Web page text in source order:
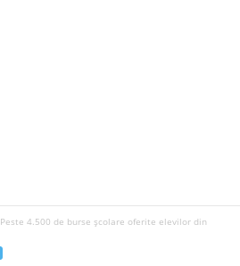
Peste 4.500 de burse școlare oferite elevilor din